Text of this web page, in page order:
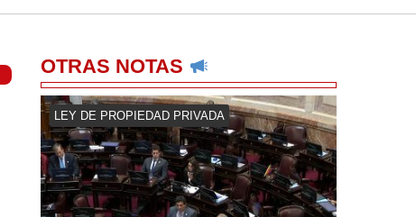
OTRAS NOTAS
LEY DE PROPIEDAD PRIVADA